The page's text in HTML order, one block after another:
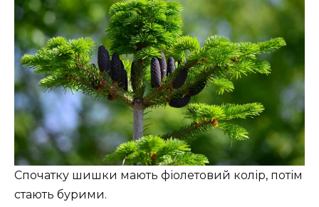
Спочатку шишки мають фіолетовий колір, потім
стають бурими.